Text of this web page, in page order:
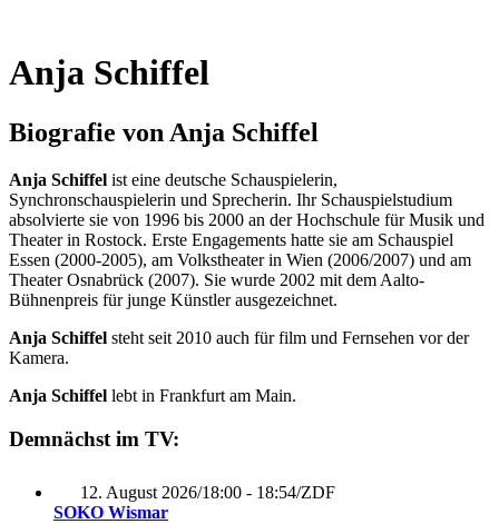
Anja Schiffel
Biografie von Anja Schiffel
Anja Schiffel ist eine deutsche Schauspielerin,
Synchronschauspielerin und Sprecherin. Ihr Schauspielstudium
absolvierte sie von 1996 bis 2000 an der Hochschule für Musik und
Theater in Rostock. Erste Engagements hatte sie am Schauspiel
Essen (2000-2005), am Volkstheater in Wien (2006/2007) und am
Theater Osnabrück (2007). Sie wurde 2002 mit dem Aalto-
Bühnenpreis für junge Künstler ausgezeichnet.
Anja Schiffel steht seit 2010 auch für film und Fernsehen vor der
Kamera.
Anja Schiffel lebt in Frankfurt am Main.
Demnächst im TV:
12. August 2026/18:00 - 18:54/ZDF
SOKO Wismar